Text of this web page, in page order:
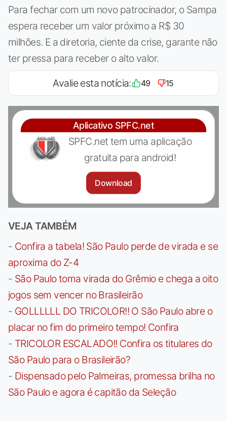
Para fechar com um novo patrocinador, o Sampa
espera receber um valor próximo a R$ 30
milhões. E a diretoria, ciente da crise, garante não
ter pressa para receber o alto valor.
Avalie esta notícia: 49 15
Aplicativo SPFC.net
SPFC.net tem uma aplicação
gratuita para android!
Download
VEJA TAMBÉM
- Confira a tabela! São Paulo perde de virada e se
aproxima do Z-4
- São Paulo toma virada do Grêmio e chega a oito
jogos sem vencer no Brasileirão
- GOLLLLLL DO TRICOLOR!! O São Paulo abre o
placar no fim do primeiro tempo! Confira
- TRICOLOR ESCALADO!! Confira os titulares do
São Paulo para o Brasileirão?
- Dispensado pelo Palmeiras, promessa brilha no
São Paulo e agora é capitão da Seleção